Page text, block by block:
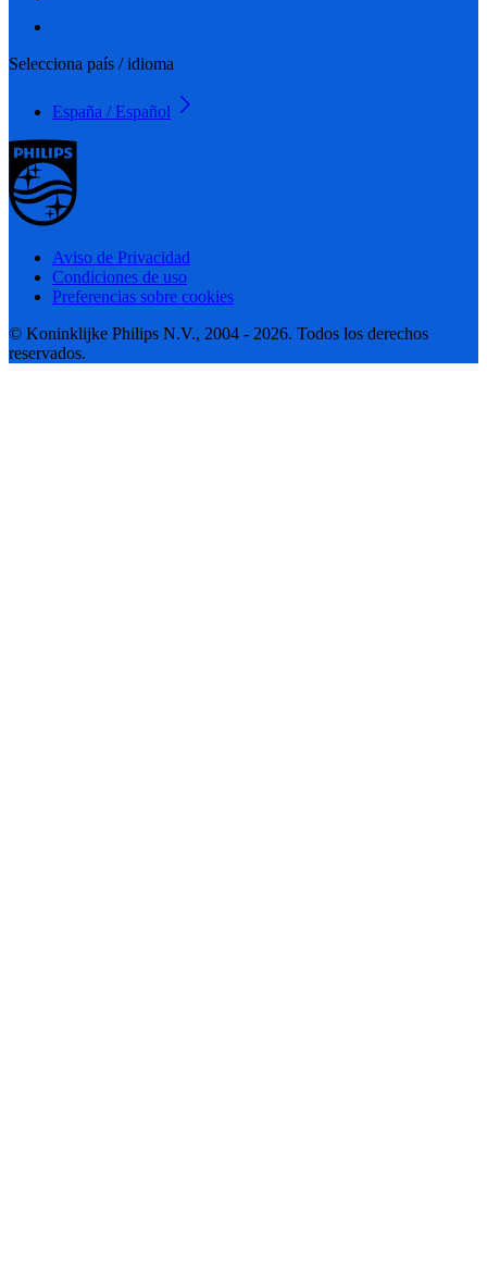
Selecciona país / idioma
España / Español
Aviso de Privacidad
Condiciones de uso
Preferencias sobre cookies
© Koninklijke Philips N.V., 2004 - 2026. Todos los derechos
reservados.